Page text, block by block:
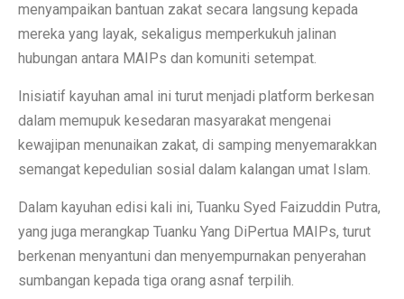
menyampaikan bantuan zakat secara langsung kepada
mereka yang layak, sekaligus memperkukuh jalinan
hubungan antara MAIPs dan komuniti setempat.
Inisiatif kayuhan amal ini turut menjadi platform berkesan
dalam memupuk kesedaran masyarakat mengenai
kewajipan menunaikan zakat, di samping menyemarakkan
semangat kepedulian sosial dalam kalangan umat Islam.
Dalam kayuhan edisi kali ini, Tuanku Syed Faizuddin Putra,
yang juga merangkap Tuanku Yang DiPertua MAIPs, turut
berkenan menyantuni dan menyempurnakan penyerahan
sumbangan kepada tiga orang asnaf terpilih.